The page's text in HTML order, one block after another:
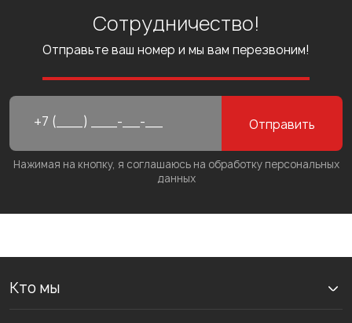
Сотрудничество!
Отправьте ваш номер и мы вам перезвоним!
Отправить
Нажимая на кнопку, я соглашаюсь на обработку персональных
данных
Кто мы